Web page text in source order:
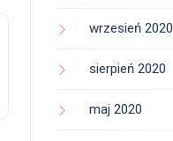
wrzesień 2020
sierpień 2020
maj 2020